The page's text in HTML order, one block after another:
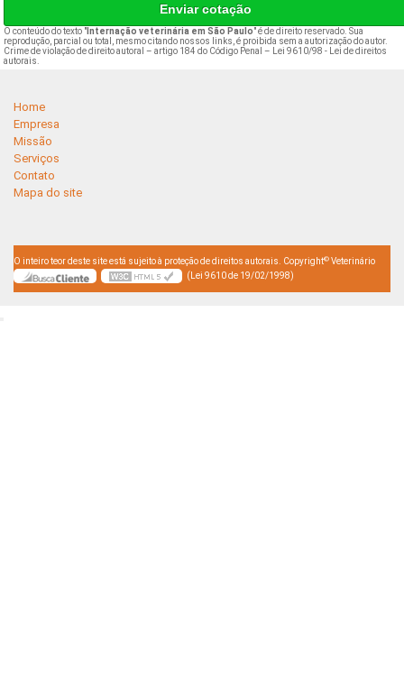
Enviar cotação
O conteúdo do texto " Internação veterinária em São Paulo" é de direito reservado. Sua
reprodução, parcial ou total, mesmo citando nossos links, é proibida sem a autorização do autor.
Crime de violação de direito autoral – artigo 184 do Código Penal –
Lei 9610/98 - Lei de direitos
autorais
Home
Empresa
Missão
Serviços
Contato
Mapa do site
O inteiro teor deste site está sujeito à proteção de direitos autorais. Copyright© Veterinário
(Lei 9610 de 19/02/1998)